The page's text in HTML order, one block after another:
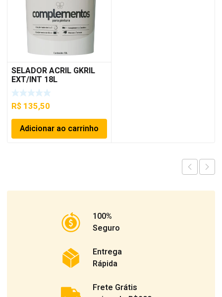
SELADOR ACRIL GKRIL
EXT/INT 18L
R$ 135,50
Adicionar ao carrinho
100%
Seguro
Entrega
Rápida
Frete Grátis